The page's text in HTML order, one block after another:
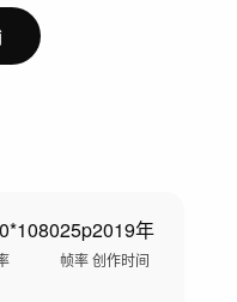
25p
帧率
2019年
创作时间